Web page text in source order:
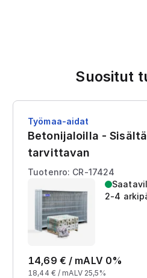
Suositut
Työmaa-aidat
Betonijaloilla -
tarvittavan
Tuotenro: CR-17424
2-4
14,69 € / mALV 0%
18,44 € / mALV 25,5%